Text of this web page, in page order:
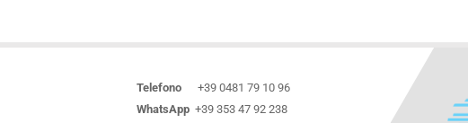
Telefono +39 0481 79 10 96
WhatsApp +39 353 47 92 238